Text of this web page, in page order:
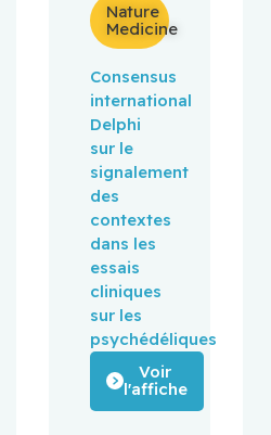
Nature
Medicine
Consensus
international
Delphi
sur le
signalement
des
contextes
dans les
essais
cliniques
sur les
psychédéliques
Voir
l'affiche